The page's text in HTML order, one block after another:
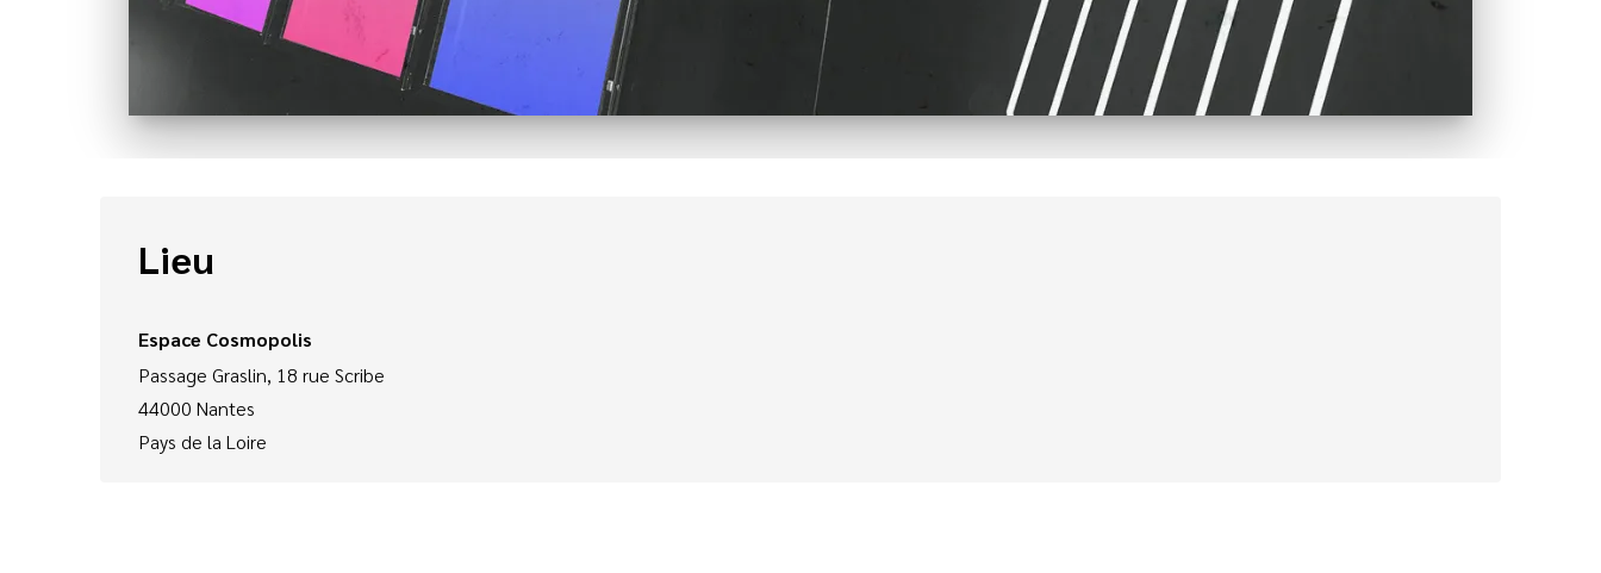
Lieu
Espace Cosmopolis
Passage Graslin, 18 rue Scribe
44000 Nantes
Pays de la Loire